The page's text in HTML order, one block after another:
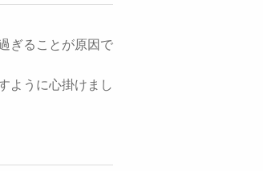
ぎることが原因で
ように心掛けまし